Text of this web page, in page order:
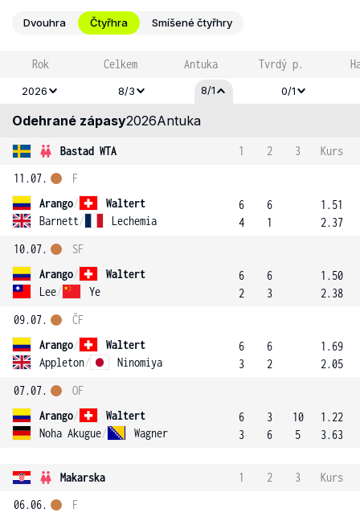
Dvouhra Čtyřhra Smíšené čtyřhry
Rok Celkem Antuka Tvrdý p.
2026 8/3 8/1 0/1
Odehrané zápasy2026Antuka
Bastad WTA 1 2 3
Kurs
11.07.
Arango/
Waltert
Barnett/ Lechemia
F
6
4
6
1
1.51
2.37
10.07.
Arango/
Waltert
Lee/ Ye
SF
6
2
6
3
1.50
2.38
09.07.
Arango/
Waltert
Appleton/ Ninomiya
ČF
6
3
6
2
1.69
2.05
07.07.
Arango/
Waltert
Noha Akugue/ Wagner
OF
6
3
3
6
10
5
1.22
3.63
Makarska 1 2 3
Kurs
06.06.
F